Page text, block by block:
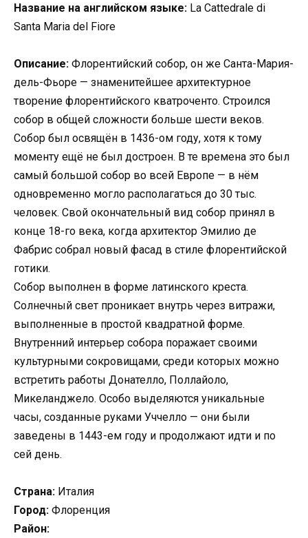
Название на английском языке: La Cattedrale di
Santa Maria del Fiore
Описание: Флорентийский собор, он же Санта-Мария-
дель-Фьоре — знаменитейшее архитектурное
творение флорентийского кватроченто. Строился
собор в общей сложности больше шести веков.
Собор был освящён в 1436-ом году, хотя к тому
моменту ещё не был достроен. В те времена это был
самый большой собор во всей Европе — в нём
одновременно могло располагаться до 30 тыс.
человек. Свой окончательный вид собор принял в
конце 18-го века, когда архитектор Эмилио де
Фабрис собрал новый фасад в стиле флорентийской
готики.
Собор выполнен в форме латинского креста.
Солнечный свет проникает внутрь через витражи,
выполненные в простой квадратной форме.
Внутренний интерьер собора поражает своими
культурными сокровищами, среди которых можно
встретить работы Донателло, Поллайоло,
Микеланджело. Особо выделяются уникальные
часы, созданные руками Уччелло — они были
заведены в 1443-ем году и продолжают идти и по
сей день.
Страна: Италия
Город: Флоренция
Район: